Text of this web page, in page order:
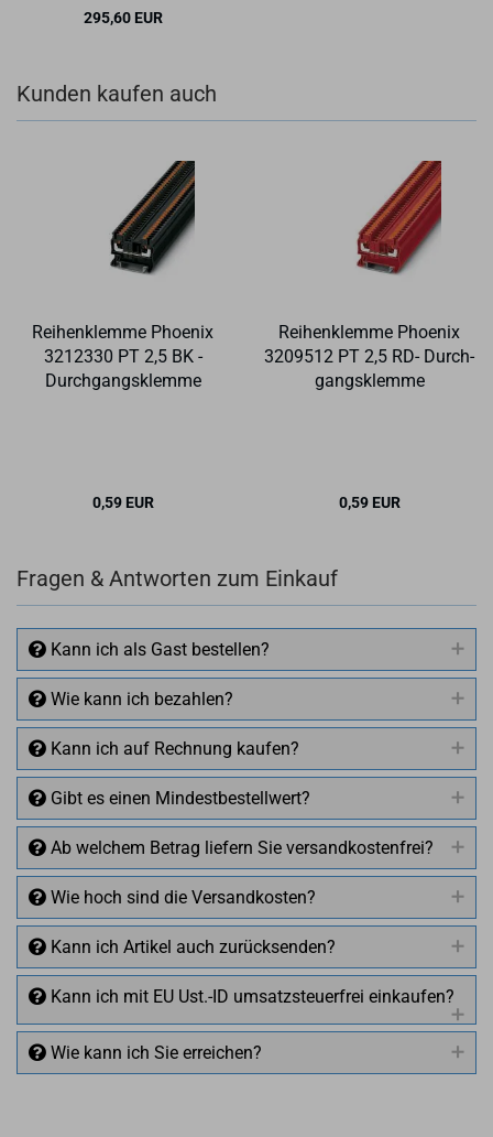
295,60 EUR
Kunden kaufen auch
Rei­hen­klem­me Phoe­nix
3212330 PT 2,5 BK -
Durch­gangs­klem­me
0,59 EUR
Rei­hen­klem­me Phoe­nix
3209512 PT 2,5 RD- Durch­
gangs­klem­me
0,59 EUR
Fragen & Antworten zum Einkauf
Kann ich als Gast bestellen?
Wie kann ich bezahlen?
Kann ich auf Rechnung kaufen?
Gibt es einen Mindestbestellwert?
Ab welchem Betrag liefern Sie versandkostenfrei?
Wie hoch sind die Versandkosten?
Kann ich Artikel auch zurücksenden?
Kann ich mit EU Ust.-ID umsatzsteuerfrei einkaufen?
Wie kann ich Sie erreichen?